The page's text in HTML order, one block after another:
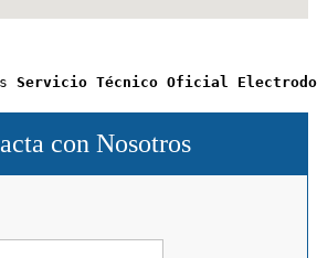
Servicio Técnico Oficial
con Nosotros